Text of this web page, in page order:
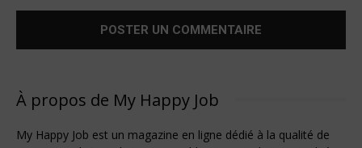
À propos de My Happy Job
My Happy Job est un magazine en ligne dédié à la qualité de